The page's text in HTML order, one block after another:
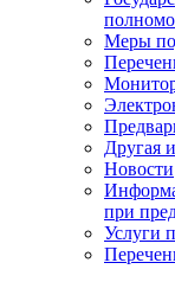
Меры
Другая
Новости
при
Услуги